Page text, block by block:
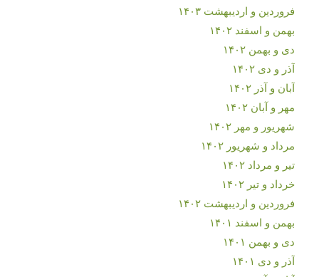
فروردین و اردیبهشت ۱۴۰۳
بهمن و اسفند ۱۴۰۲
دی و بهمن ۱۴۰۲
آذر و دی ۱۴۰۲
آبان و آذر ۱۴۰۲
مهر و آبان ۱۴۰۲
شهریور و مهر ۱۴۰۲
مرداد و شهریور ۱۴۰۲
تیر و مرداد ۱۴۰۲
خرداد و تیر ۱۴۰۲
فروردین و اردیبهشت ۱۴۰۲
بهمن و اسفند ۱۴۰۱
دی و بهمن ۱۴۰۱
آذر و دی ۱۴۰۱